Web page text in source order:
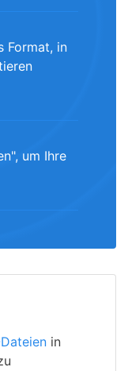
Format, in
um Ihre
in